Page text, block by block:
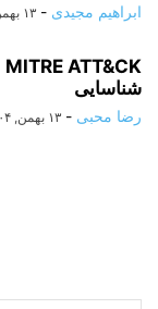
ابراهیم مجیدی - ۱۳ بهمن, ۱۴۰۴
شناسایی
رضا محبی - ۱۳ بهمن, ۱۴۰۴